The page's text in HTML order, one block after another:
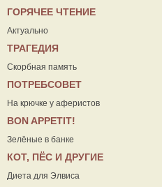
ГОРЯЧЕЕ ЧТЕНИЕ
Актуально
ТРАГЕДИЯ
Скорбная память
ПОТРЕБСОВЕТ
На крючке у аферистов
ВON APPETIT!
Зелёные в банке
КОТ, ПЁС И ДРУГИЕ
Диета для Элвиса